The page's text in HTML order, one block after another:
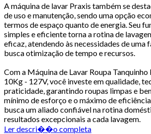
A máquina de lavar Praxis também se
de uso e manutenção, sendo uma opção
termos de espaço quanto de energia. Seu
simples e eficiente torna a rotina de
eficaz, atendendo às necessidades de uma
busca otimização de tempo e recursos.
Com a Máquina de Lavar Roupa
10Kg - 127V, você investe em qualidade,
praticidade, garantindo roupas limpas e
mínimo de esforço e o máximo de
busca um aliado confiável na rotina
resultados excepcionais a cada lavagem.
Ler descri��o completa